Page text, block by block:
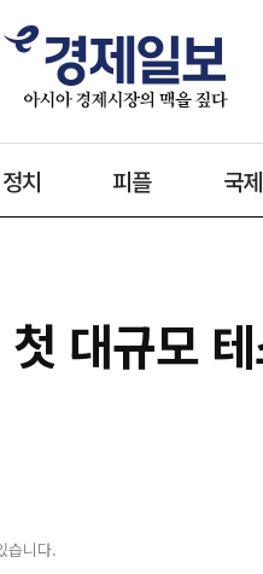
정치 피플 국제
대규모
습니다.